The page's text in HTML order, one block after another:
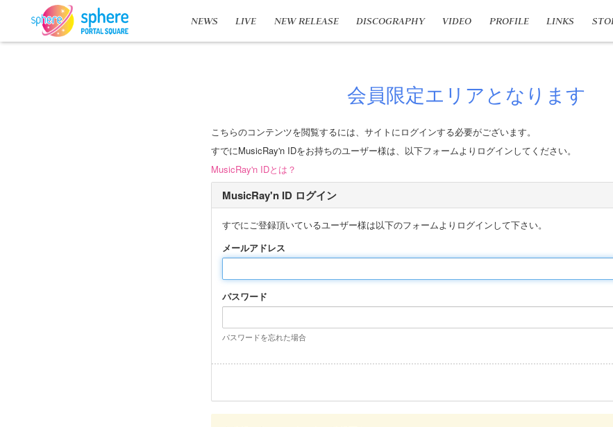
NEWS LIVE NEW RELEASE DISCOGRAPHY VIDEO PROFILE LINKS
会員限定エリアとなります
こちらのコンテンツを閲覧するには、サイトにログインする必要がございます。
すでにMusicRay'n IDをお持ちのユーザー様は、以下フォームよりログインしてください。
MusicRay'n IDとは？
MusicRay'n ID ログイン
すでにご登録頂いているユーザー様は以下のフォームよりログインして下さい。
メールアドレス
パスワード
パスワードを忘れた場合